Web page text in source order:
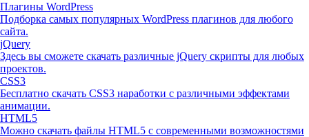
Плагины WordPress
Подборка самых популярных WordPress плагинов для любого
сайта.
jQuery
Здесь вы сможете скачать различные jQuery скрипты для любых
проектов.
CSS3
Бесплатно скачать CSS3 наработки с различными эффектами
анимации.
HTML5
Можно скачать файлы HTML5 с современными возможностями